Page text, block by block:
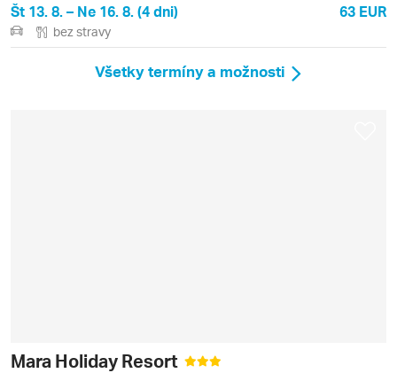
Št 13. 8. – Ne 16. 8. (4 dni) 63 EUR
bez stravy
Všetky termíny a možnosti
Mara Holiday Resort